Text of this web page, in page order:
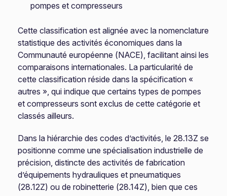
pompes et compresseurs
Cette classification est alignée avec la nomenclature
statistique des activités économiques dans la
Communauté européenne (NACE), facilitant ainsi les
comparaisons internationales. La particularité de
cette classification réside dans la spécification «
autres », qui indique que certains types de pompes
et compresseurs sont exclus de cette catégorie et
classés ailleurs.
Dans la hiérarchie des codes d’activités, le 28.13Z se
positionne comme une spécialisation industrielle de
précision, distincte des activités de fabrication
d’équipements hydrauliques et pneumatiques
(28.12Z) ou de robinetterie (28.14Z), bien que ces